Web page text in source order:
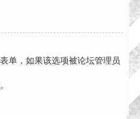
单，如果该选项被论坛管理员